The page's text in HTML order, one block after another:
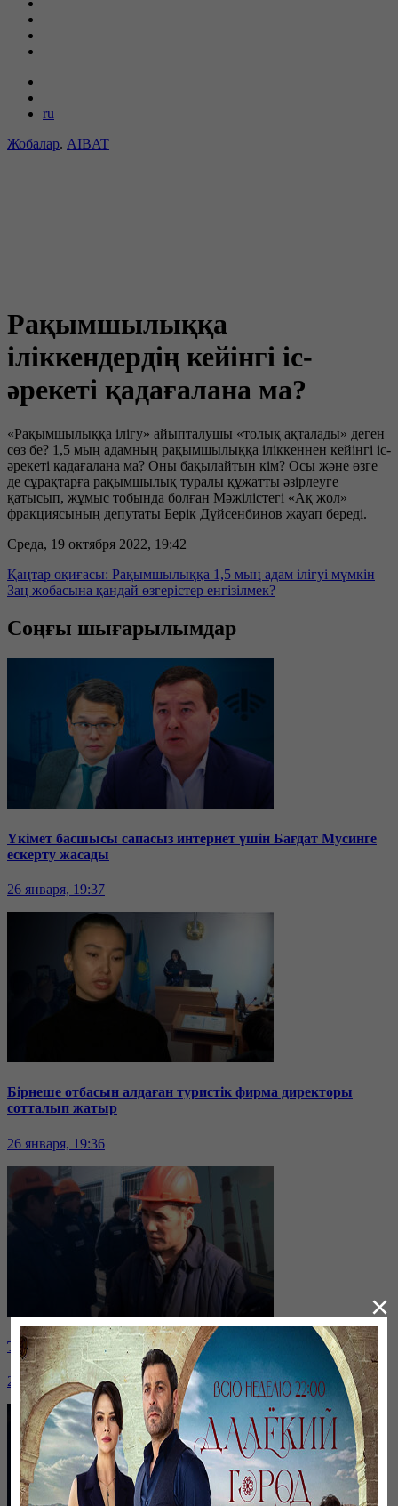
ru
Жобалар. AIBAT
Рақымшылыққа
іліккендердің кейінгі іс-
әрекеті қадағалана ма?
«Рақымшылыққа ілігу» айыпталушы «толық ақталады» деген
сөз бе? 1,5 мың адамның рақымшылыққа іліккеннен кейінгі іс-
әрекеті қадағалана ма? Оны бақылайтын кім? Осы және өзге
де сұрақтарға рақымшылық туралы құжатты әзірлеуге
қатысып, жұмыс тобында болған Мәжілістегі «Ақ жол»
фракциясының депутаты Берік Дүйсенбинов жауап береді.
Среда, 19 октября 2022, 19:42
Қаңтар оқиғасы: Рақымшылыққа 1,5 мың адам ілігуі мүмкін
Заң жобасына қандай өзгерістер енгізілмек?
Соңғы шығарылымдар
Үкімет басшысы сапасыз интернет үшін Бағдат Мусинге
ескерту жасады
26 января, 19:37
Бірнеше отбасын алдаған туристік фирма директоры
сотталып жатыр
26 января, 19:36
Таразда ТЭЦ қызметкерлері жалақы көтеруді талап етті
26 января, 19:36
×